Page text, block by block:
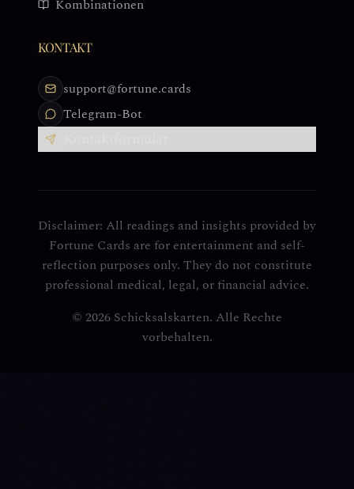
Kombinationen
KONTAKT
support@fortune.cards
Telegram-Bot
Disclaimer: All readings and insights provided by
Fortune Cards are for entertainment and self-
reflection purposes only. They do not constitute
professional medical, legal, or financial advice.
© 2026 Schicksalskarten. Alle Rechte
vorbehalten.